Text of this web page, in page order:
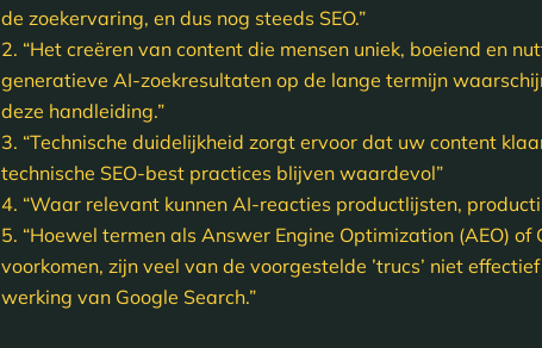
de zoekervaring, en dus nog steeds SEO.”
2. “Het creëren van content die mensen uniek, boeiend en
generatieve AI-zoekresultaten op de lange termijn
deze handleiding.”
3. “Technische duidelijkheid zorgt ervoor dat uw content
technische SEO-best practices blijven waardevol”
4. “Waar relevant kunnen AI-reacties productlijsten,
5. “Hoewel termen als Answer Engine Optimization (AEO)
voorkomen, zijn veel van de voorgestelde ’trucs’ niet
werking van Google Search.”